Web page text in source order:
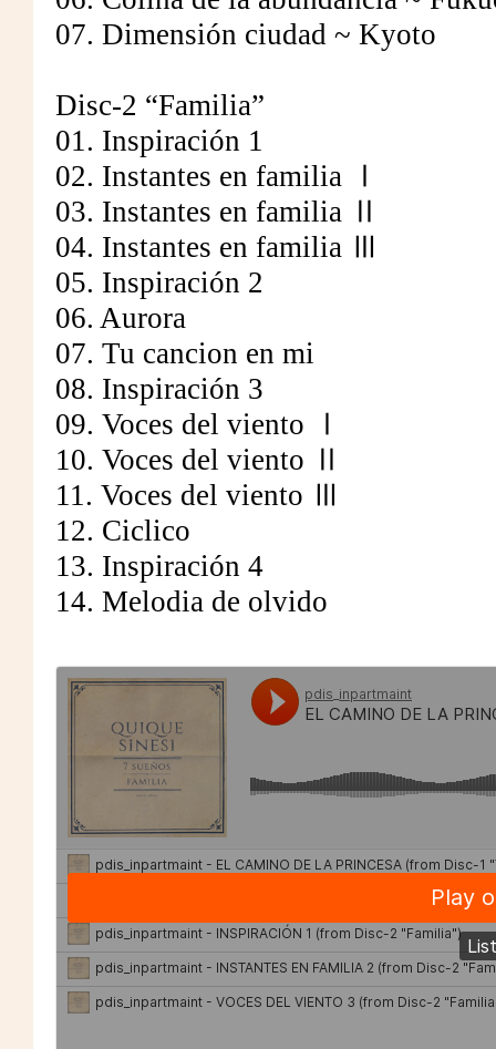
07. Dimensión ciudad ~ Kyoto
Disc-2 “Familia”
01. Inspiración 1
02. Instantes en familia Ⅰ
03. Instantes en familia Ⅱ
04. Instantes en familia Ⅲ
05. Inspiración 2
06. Aurora
07. Tu cancion en mi
08. Inspiración 3
09. Voces del viento Ⅰ
10. Voces del viento Ⅱ
11. Voces del viento Ⅲ
12. Ciclico
13. Inspiración 4
14. Melodia de olvido